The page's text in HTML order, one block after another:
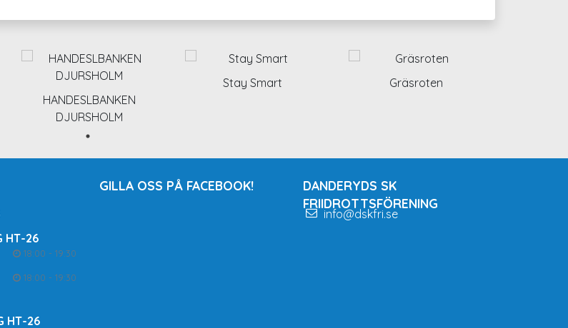
HANDESLBANKEN
DJURSHOLM
Stay Smart Gräsroten
HT-26
18:00 - 19:30
18:00 - 19:30
HT-26
GILLA OSS PÅ FACEBOOK!
DANDERYDS SK
FRIIDROTTSFÖRENING
info@dskfri.se